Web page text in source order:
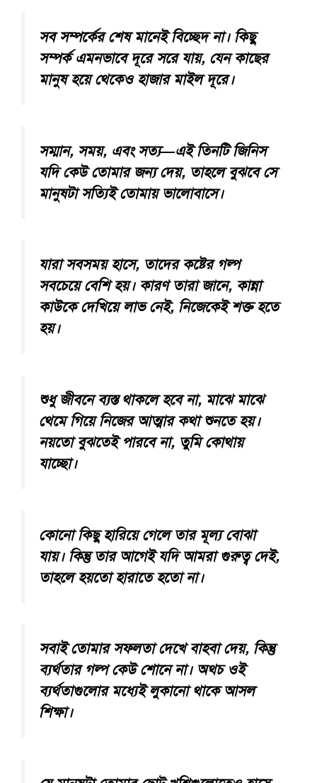
সব সম্পর্কের শেষ মানেই বিচ্ছেদ না। কিছু
সম্পর্ক এমনভাবে দূরে সরে যায়, যেন কাছের
মানুষ হয়ে থেকেও হাজার মাইল দূরে।
সম্মান, সময়, এবং সত্য—এই তিনটি জিনিস
যদি কেউ তোমার জন্য দেয়, তাহলে বুঝবে সে
মানুষটা সত্যিই তোমায় ভালোবাসে।
যারা সবসময় হাসে, তাদের কষ্টের গল্প
সবচেয়ে বেশি হয়। কারণ তারা জানে, কান্না
কাউকে দেখিয়ে লাভ নেই, নিজেকেই শক্ত হতে
হয়।
শুধু জীবনে ব্যস্ত থাকলে হবে না, মাঝে মাঝে
থেমে গিয়ে নিজের আত্মার কথা শুনতে হয়।
নয়তো বুঝতেই পারবে না, তুমি কোথায়
যাচ্ছো।
কোনো কিছু হারিয়ে গেলে তার মূল্য বোঝা
যায়। কিন্তু তার আগেই যদি আমরা গুরুত্ব দেই,
তাহলে হয়তো হারাতে হতো না।
সবাই তোমার সফলতা দেখে বাহবা দেয়, কিন্তু
ব্যর্থতার গল্প কেউ শোনে না। অথচ ওই
ব্যর্থতাগুলোর মধ্যেই লুকানো থাকে আসল
শিক্ষা।